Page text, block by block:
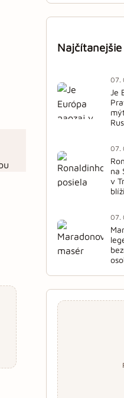
Najčítanejšie
07.
Je
07.
na
v
07.